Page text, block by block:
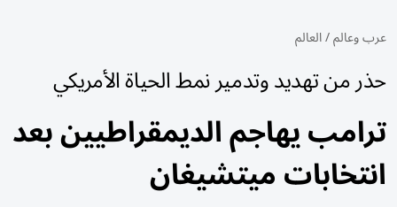
عرب وعالم/العالم
حذر من تهديد وتدمير نمط الحياة الأمريكي
ترامب يهاجم الديمقراطيين بعد
انتخابات ميتشيغان